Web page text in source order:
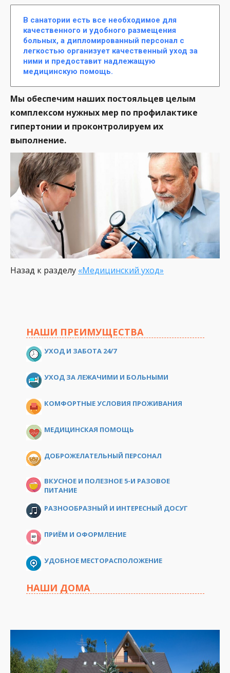
В санатории есть все необходимое для
качественного и удобного размещения
больных, а дипломированный персонал с
легкостью организует качественный уход за
ними и предоставит надлежащую
медицинскую помощь.
Мы обеспечим наших постояльцев целым
комплексом нужных мер по профилактике
гипертонии и проконтролируем их
выполнение.
Назад к разделу «Медицинский уход»
НАШИ ПРЕИМУЩЕСТВА
УХОД И ЗАБОТА 24/7
УХОД ЗА ЛЕЖАЧИМИ И БОЛЬНЫМИ
КОМФОРТНЫЕ УСЛОВИЯ ПРОЖИВАНИЯ
МЕДИЦИНСКАЯ ПОМОЩЬ
ДОБРОЖЕЛАТЕЛЬНЫЙ ПЕРСОНАЛ
ВКУСНОЕ И ПОЛЕЗНОЕ 5-И РАЗОВОЕ
ПИТАНИЕ
РАЗНООБРАЗНЫЙ И ИНТЕРЕСНЫЙ ДОСУГ
ПРИЁМ И ОФОРМЛЕНИЕ
УДОБНОЕ МЕСТОРАСПОЛОЖЕНИЕ
НАШИ ДОМА